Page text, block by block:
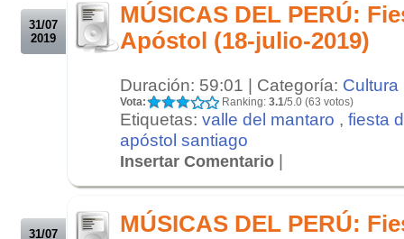
31/07
2019
MÚSICAS DEL PERÚ:
Apóstol (18-julio-2019)
Duración: 59:01 | Categoría: Cultura
Vota: Ranking: 3.1/5.0 (63 votos)
Etiquetas: valle del mantaro , fiesta
apóstol santiago
Insertar Comentario |
31/07
MÚSICAS DEL PERÚ: